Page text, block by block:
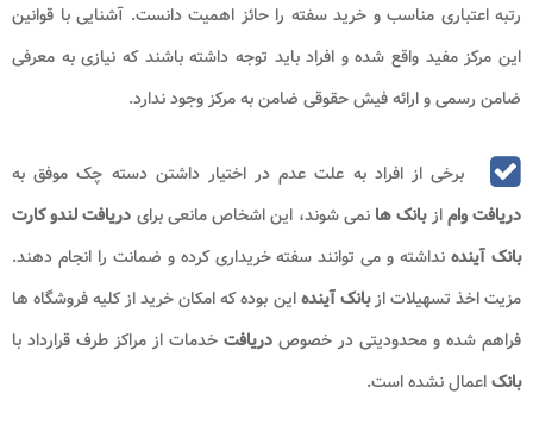
رتبه اعتباری مناسب و خرید سفته را حائز اهمیت دانست. آشنایی با قوانین
این مرکز مفید واقع شده و افراد باید توجه داشته باشند که نیازی به معرفی
ضامن رسمی و ارائه فیش حقوقی ضامن به مرکز وجود ندارد.
برخی از افراد به علت عدم در اختیار داشتن دسته چک موفق به
دریافت وامازبانک هانمی شوند، این اشخاص مانعی برای دریافت لندو کارت
بانک آیندهنداشته و می توانند سفته خریداری کرده و ضمانت را انجام دهند.
مزیت اخذ تسهیلات ازبانک آیندهاین بوده که امکان خرید از کلیه فروشگاه ها
فراهم شده و محدودیتی در خصوص دریافت خدمات از مراکز طرف قرارداد با
بانکاعمال نشده است‌.